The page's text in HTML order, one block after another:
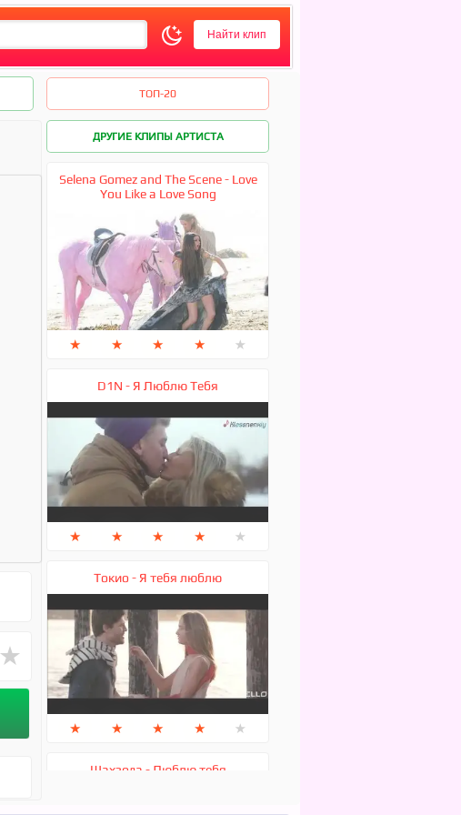
ТОП-20
★
ДРУГИЕ КЛИПЫ АРТИСТА
Selena Gomez and The Scene - Love
You Like a Love Song
★ ★ ★ ★ ★
D1N - Я Люблю Тебя
★ ★ ★ ★ ★
Токио - Я тебя люблю
★ ★ ★ ★ ★
Шахзода - Люблю тебя